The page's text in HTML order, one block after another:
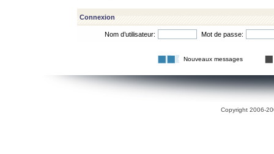
Connexion
Nom d’utilisateur: Mot de passe:
Nouveaux messages
Copyright 2006-